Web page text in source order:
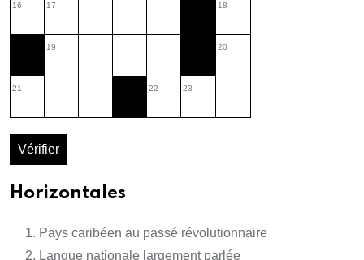
16 17 18
19 20
21 22 23
Vérifier
Horizontales
Pays caribéen au passé révolutionnaire
Langue nationale largement parlée